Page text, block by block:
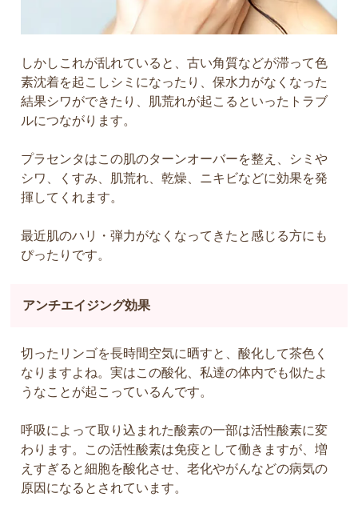
しかしこれが乱れていると、古い角質などが滞って色
素沈着を起こしシミになったり、保水力がなくなった
結果シワができたり、肌荒れが起こるといったトラブ
ルにつながります。
プラセンタはこの肌のターンオーバーを整え、シミや
シワ、くすみ、肌荒れ、乾燥、ニキビなどに効果を発
揮してくれます。
最近肌のハリ・弾力がなくなってきたと感じる方にも
ぴったりです。
アンチエイジング効果
切ったリンゴを長時間空気に晒すと、酸化して茶色く
なりますよね。実はこの酸化、私達の体内でも似たよ
うなことが起こっているんです。
呼吸によって取り込まれた酸素の一部は活性酸素に変
わります。この活性酸素は免疫として働きますが、増
えすぎると細胞を酸化させ、老化やがんなどの病気の
原因になるとされています。